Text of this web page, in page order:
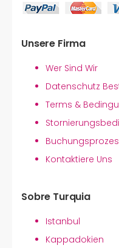
Unsere Firma
Wer Sind Wir
Datenschutz
Terms &
Kontaktiere Uns
Sobre Turquia
Istanbul
Kappadokien